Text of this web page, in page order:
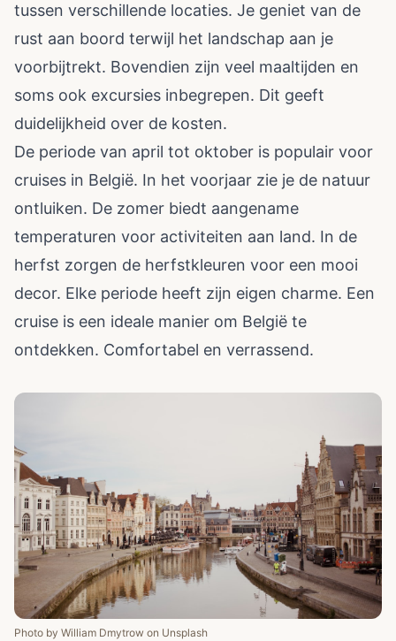
tussen verschillende locaties. Je geniet van de
rust aan boord terwijl het landschap aan je
voorbijtrekt. Bovendien zijn veel maaltijden en
soms ook excursies inbegrepen. Dit geeft
duidelijkheid over de kosten.
De periode van april tot oktober is populair voor
cruises in België. In het voorjaar zie je de natuur
ontluiken. De zomer biedt aangename
temperaturen voor activiteiten aan land. In de
herfst zorgen de herfstkleuren voor een mooi
decor. Elke periode heeft zijn eigen charme. Een
cruise is een ideale manier om België te
ontdekken. Comfortabel en verrassend.
Photo by William Dmytrow on Unsplash